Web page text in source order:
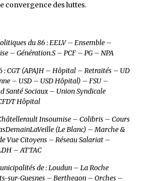
convergence des luttes.
du 86 : EELV – Ensemble –
– Génération.S – PCF – PG – NPA
: CGT (APAJH – Hôpital – Retraités – UD
– USD – USD Hôpital) – FSU –
Santé Sociaux – Union Syndicale
Hôpital
Insoumise – Colibris – Cours
(Le Blanc) – Marche &
Vue Citoyens – Réseau Salariat –
– ATTAC
de : Loudun – La Roche
sur-Guesnes – Berthegon – Orches –